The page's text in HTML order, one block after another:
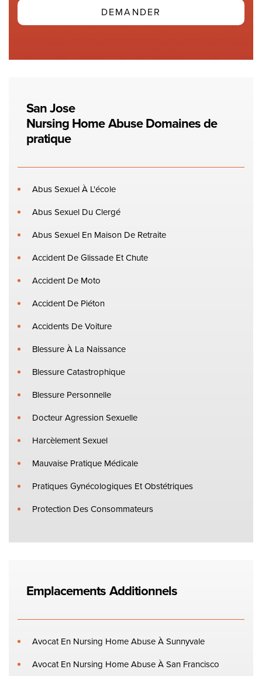
San Jose
Nursing Home AbuseDomaines de
pratique
Abus Sexuel À L'école
Abus Sexuel Du Clergé
Abus Sexuel En Maison De Retraite
Accident De Glissade Et Chute
Accident De Moto
Accident De Piéton
Accidents De Voiture
Blessure À La Naissance
Blessure Catastrophique
Blessure Personnelle
Docteur Agression Sexuelle
Harcèlement Sexuel
Mauvaise Pratique Médicale
Pratiques Gynécologiques Et Obstétriques
Protection Des Consommateurs
Emplacements Additionnels
Avocat En Nursing Home Abuse À Sunnyvale
Avocat En Nursing Home Abuse À San Francisco